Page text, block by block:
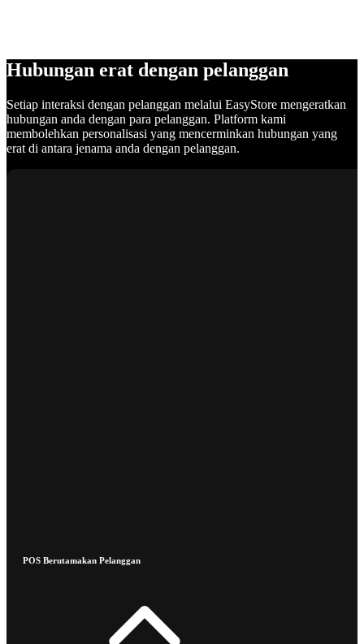
Hubungan erat dengan pelanggan
Setiap interaksi dengan pelanggan melalui EasyStore mengeratkan
hubungan anda dengan para pelanggan. Platform kami
membolehkan personalisasi yang mencerminkan hubungan yang
erat di antara jenama anda dengan pelanggan.
POS Berutamakan Pelanggan